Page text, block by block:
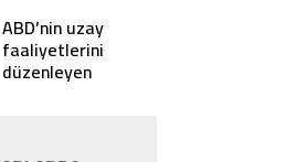
ABD’nin uzay
faaliyetlerini
düzenleyen